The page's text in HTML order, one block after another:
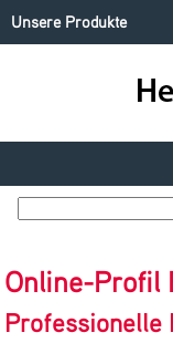
Unsere Produkte
Online-Profil
Professionelle